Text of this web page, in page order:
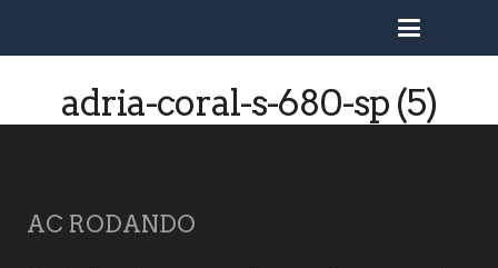
adria-coral-s-680-sp (5)
AC RODANDO